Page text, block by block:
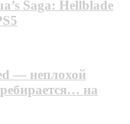
Saga: Hellblade
— неплохой
на